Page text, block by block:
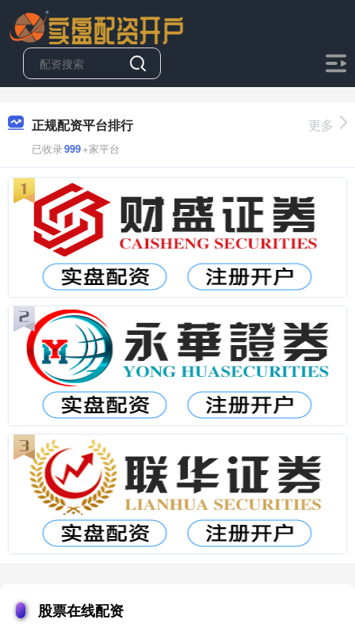
正规配资平台排行
已收录999+家平台
更多
股票在线配资